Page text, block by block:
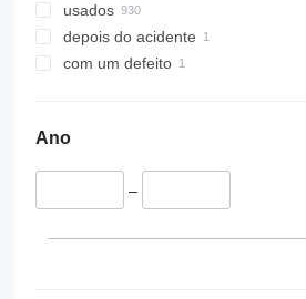
usados
depois do acidente
com um defeito
Ano
–